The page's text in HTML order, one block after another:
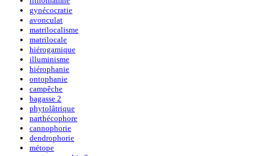
gynécocratie
avonculat
matrilocalisme
matrilocale
hiérogamique
illuminisme
hiérophanie
ontophanie
campêche
bagasse 2
phytolâtrique
narthécophore
cannophorie
dendrophorie
métope